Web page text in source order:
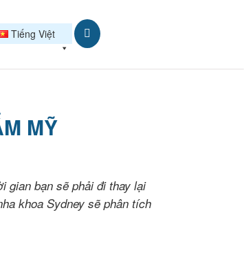
Tiếng Việt
MỸ
gian bạn sẽ phải đi thay lại
khoa Sydney sẽ phân tích